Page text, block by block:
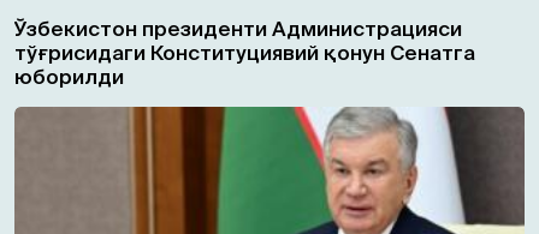
Ўзбекистон президенти Администрацияси
тўғрисидаги Конституциявий қонун Сенатга
юборилди